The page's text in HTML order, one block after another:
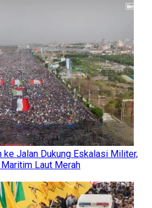
ke Jalan Dukung Eskalasi Militer,
Laut Merah